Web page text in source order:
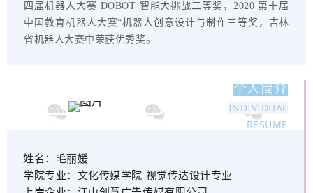
四届机器人大赛 DOBOT 智能大挑战二等奖，2020 第十届
中国教育机器人大赛“机器人创意设计与制作三等奖，吉林
省机器人大赛中荣获优秀奖。
个人简介
INDIVIDUAL
RESUME
姓名： 毛丽媛
学院专业： 文化传媒学院 视觉传达设计专业